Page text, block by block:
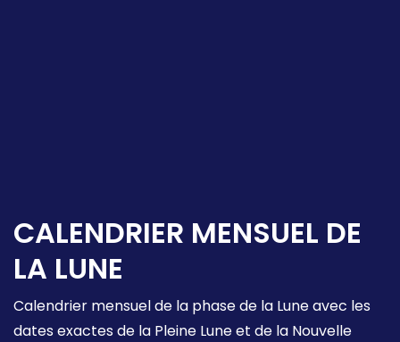
CALENDRIER MENSUEL DE
LA LUNE
Calendrier mensuel de la phase de la Lune avec les
dates exactes de la Pleine Lune et de la Nouvelle